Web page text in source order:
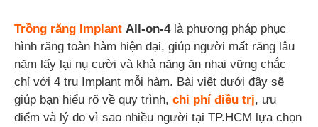
Trồng răng Implant All-on-4là phương pháp phục
hình răng toàn hàm hiện đại, giúp người mất răng lâu
năm lấy lại nụ cười và khả năng ăn nhai vững chắc
chỉ với 4 trụ Implant mỗi hàm. Bài viết dưới đây sẽ
giúp bạn hiểu rõ về quy trình, chi phí điều trị, ưu
điểm và lý do vì sao nhiều người tại TP.HCM lựa chọn